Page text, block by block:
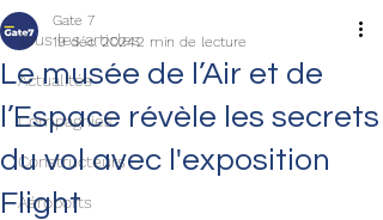
Tous les articles
Actualités
Compagnies
Constructeurs
Aéroports
Le musée de l’Air et de
l’Espace révèle les secrets
du vol avec l'exposition
Flight
Gate 7
19 déc. 20242 min de lecture